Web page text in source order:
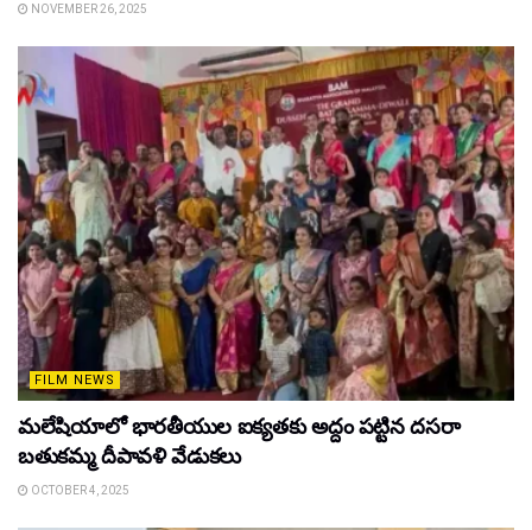
NOVEMBER 26, 2025
FILM NEWS
మలేషియాలో భారతీయుల ఐక్యతకు అద్దం పట్టిన దసరా
బతుకమ్మ దీపావళి వేడుకలు
OCTOBER 4, 2025